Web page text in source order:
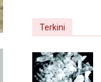
Terkini